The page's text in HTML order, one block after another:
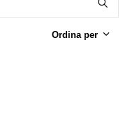
Ordina per